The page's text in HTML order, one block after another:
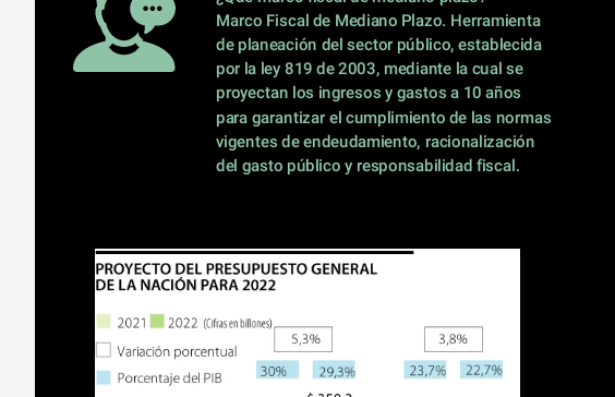
Marco Fiscal de Mediano Plazo. Herramienta
de planeación del sector público, establecida
por la ley 819 de 2003, mediante la cual se
proyectan los ingresos y gastos a 10 años
para garantizar el cumplimiento de las normas
vigentes de endeudamiento, racionalización
del gasto público y responsabilidad fiscal.